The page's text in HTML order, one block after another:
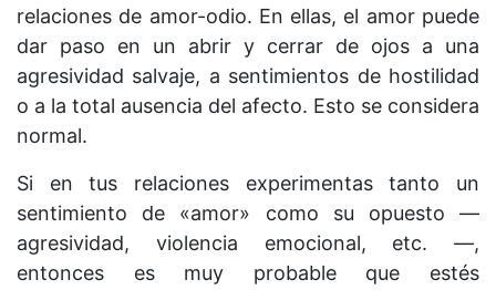
relaciones de amor-odio. En ellas, el amor puede
dar paso en un abrir y cerrar de ojos a una
agresividad salvaje, a sentimientos de hostilidad
o a la total ausencia del afecto. Esto se considera
normal.
Si en tus relaciones experimentas tanto un
sentimiento de «amor» como su opuesto —
agresividad, violencia emocional, etc. —,
entonces es muy probable que estés